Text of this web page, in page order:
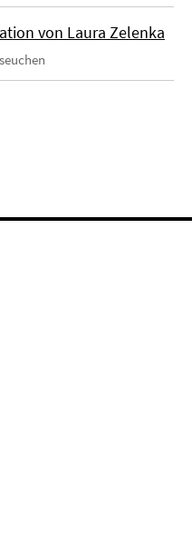
von Laura Zelenka